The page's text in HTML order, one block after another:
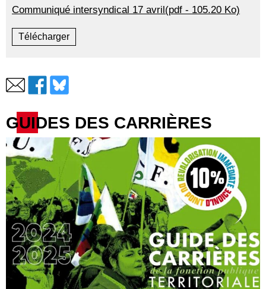
Communiqué intersyndical 17 avril(pdf - 105.20 Ko)
Télécharger
GUIDES DES CARRIÈRES